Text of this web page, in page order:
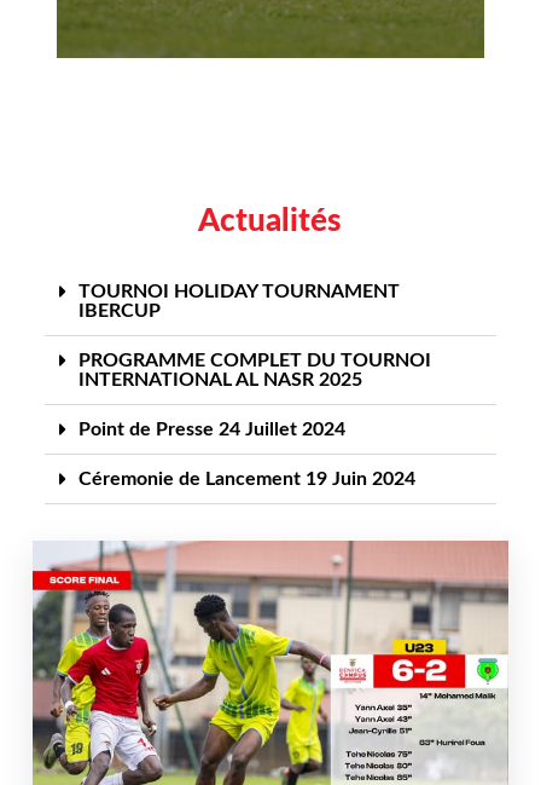
Actualités
TOURNOI HOLIDAY TOURNAMENT
IBERCUP
PROGRAMME COMPLET DU TOURNOI
INTERNATIONAL AL NASR 2025
Point de Presse 24 Juillet 2024
Céremonie de Lancement 19 Juin 2024